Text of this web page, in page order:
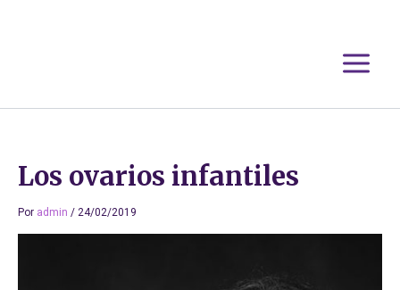
Los ovarios infantiles
Por admin / 24/02/2019